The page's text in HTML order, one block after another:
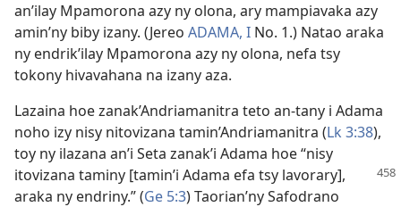
an’ilay Mpamorona azy ny olona, ary mampiavaka azy
amin’ny biby izany. (Jereo ADAMA, I No. 1.) Natao araka
ny endrik’ilay Mpamorona azy ny olona, nefa tsy
tokony hivavahana na izany aza.
Lazaina hoe zanak’Andriamanitra teto an-tany i Adama
noho izy nisy nitovizana tamin’Andriamanitra (Lk 3:38),
toy ny ilazana an’i Seta zanak’i Adama hoe “nisy
itovizana taminy [tamin’i Adama efa tsy lavorary],
araka ny endriny.” (Ge 5:3) Taorian’ny Safodrano